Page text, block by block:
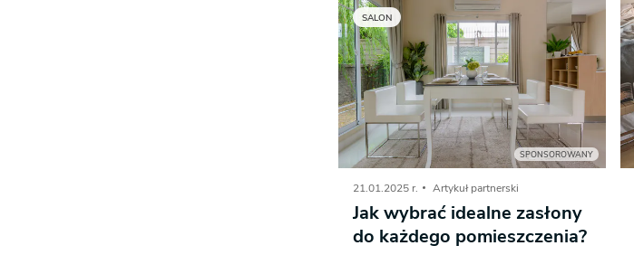
SALON
SPONSOROWANY
21.01.2025 r. Artykuł partnerski
Jak wybrać idealne zasłony
do każdego pomieszczenia?